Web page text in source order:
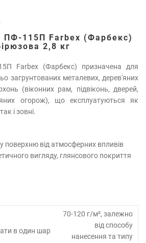
ПФ-115П Farbex (Фарбекс)
2,8 кг
Farbex (Фарбекс) призначена для
загрунтованих металевих, дерев'яних
(віконних рам, підвіконь, дверей,
огорож), що експлуатуються як
і зовні.
поверхню від атмосферних впливів
вигляду, глянсового покриття
в один шар
70-120 г/м², залежно
від способу
нанесення та типу